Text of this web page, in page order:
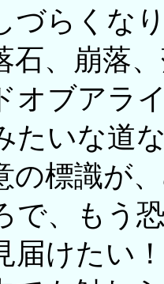
づらくな
石、崩落
オブアラ
たいな道
の標識が
で、もう
届けたい